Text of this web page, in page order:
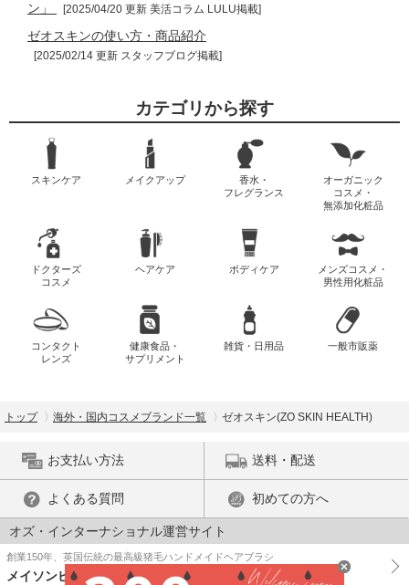
ン」
[2025/04/20 更新 美活コラム LULU掲載]
ゼオスキンの使い方・商品紹介
[2025/02/14 更新 スタッフブログ掲載]
カテゴリから探す
スキンケア メイクアップ
香水・
フレグランス
オーガニック
コスメ・
無添加化粧品
ドクターズ
コスメ
ヘアケア ボディケア
メンズコスメ・
男性用化粧品
コンタクト
レンズ
健康食品・
サプリメント
雑貨・日用品 一般市販薬
トップ 海外・国内コスメブランド一覧 ゼオスキン(ZO SKIN HEALTH)
お支払い方法 送料・配送
よくある質問 初めての方へ
オズ・インターナショナル運営サイト
創業150年、英国伝統の最高級猪毛ハンドメイドヘアブラシ
メイソンピアソン